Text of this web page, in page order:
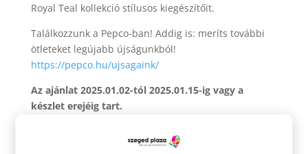
Royal Teal kollekció stílusos kiegészítőit.
Találkozzunk a Pepco-ban! Addig is: meríts további
ötleteket legújabb újságunkból!
https://pepco.hu/ujsagaink/
Az ajánlat 2025.01.02-tól 2025.01.15-ig vagy a
készlet erejéig tart.
elérhetőségük üzletenként változhat.